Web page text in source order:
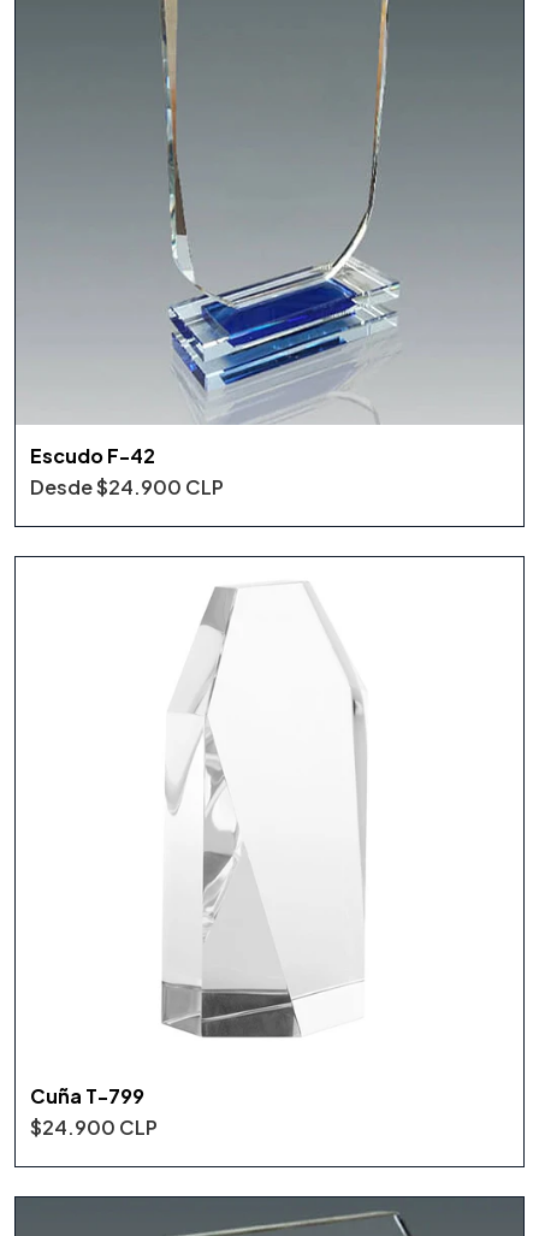
Escudo F-42
Desde$24.900 CLP
Cuña T-799
$24.900 CLP